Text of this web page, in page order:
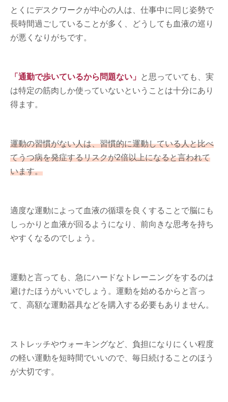
とくにデスクワークが中心の人は、仕事中に同じ姿勢で
長時間過ごしていることが多く、どうしても血液の巡り
が悪くなりがちです。
「通勤で歩いているから問題ない」 と思っていても、実
は特定の筋肉しか使っていないということは十分にあり
得ます。
運動の習慣がない人は、習慣的に運動している人と比べ
てうつ病を発症するリスクが2倍以上になると言われて
います。
適度な運動によって血液の循環を良くすることで脳にも
しっかりと血液が回るようになり、前向きな思考を持ち
やすくなるのでしょう。
運動と言っても、急にハードなトレーニングをするのは
避けたほうがいいでしょう。運動を始めるからと言っ
て、高額な運動器具などを購入する必要もありません。
ストレッチやウォーキングなど、負担になりにくい程度
の軽い運動を短時間でいいので、毎日続けることのほう
が大切です。